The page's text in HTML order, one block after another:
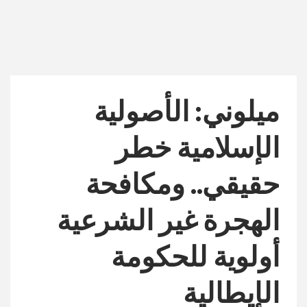
ميلوني: الأصولية
الإسلامية خطر
حقيقي.. ومكافحة
الهجرة غير الشرعية
أولوية للحكومة
الإيطالية